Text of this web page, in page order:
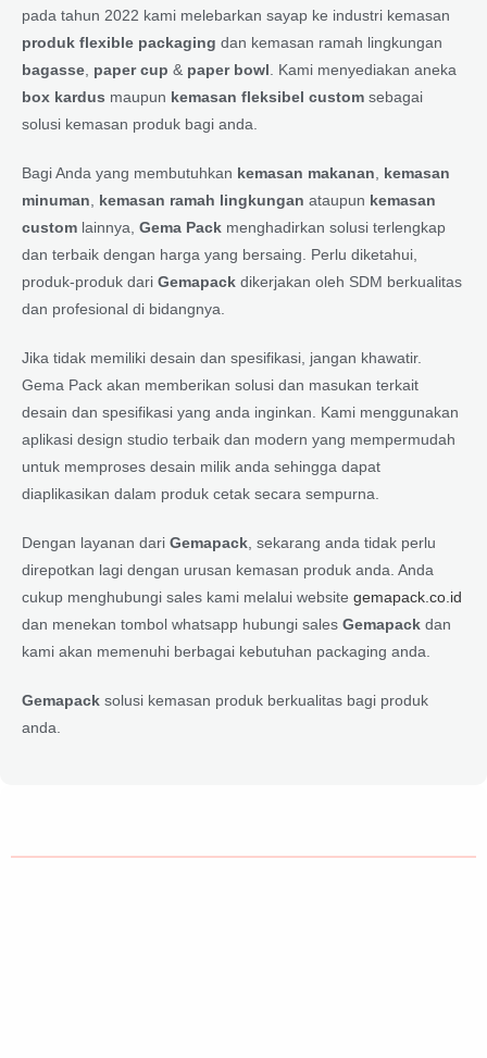
pada tahun 2022 kami melebarkan sayap ke industri kemasan
produk flexible packaging dan kemasan ramah lingkungan
bagasse paper cup & paper bowl . Kami menyediakan aneka
box kardus maupun kemasan fleksibel custom sebagai
solusi kemasan produk bagi anda.
Bagi Anda yang membutuhkan kemasan makanan
kemasan
minuman
kemasan ramah lingkungan ataupun kemasan
custom lainnya, Gema Pack menghadirkan solusi terlengkap
dan terbaik dengan harga yang bersaing. Perlu diketahui,
produk-produk dari Gemapack dikerjakan oleh SDM berkualitas
dan profesional di bidangnya.
Jika tidak memiliki desain dan spesifikasi, jangan khawatir.
Gema Pack akan memberikan solusi dan masukan terkait
desain dan spesifikasi yang anda inginkan. Kami menggunakan
aplikasi design studio terbaik dan modern yang mempermudah
untuk memproses desain milik anda sehingga dapat
diaplikasikan dalam produk cetak secara sempurna.
Dengan layanan dari Gemapack , sekarang anda tidak perlu
direpotkan lagi dengan urusan kemasan produk anda. Anda
cukup menghubungi sales kami melalui website gemapack.co.id
dan menekan tombol whatsapp hubungi sales Gemapack dan
kami akan memenuhi berbagai kebutuhan packaging anda.
Gemapack solusi kemasan produk berkualitas bagi produk
anda.